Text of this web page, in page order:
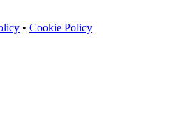
• Cookie Policy